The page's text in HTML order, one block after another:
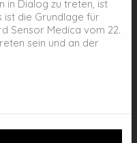
in Dialog zu treten, ist
ist die Grundlage für
Sensor Medica vom 22.
sein und an der